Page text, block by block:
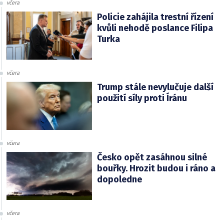
včera
Policie zahájila trestní řízení
kvůli nehodě poslance Filipa
Turka
včera
Trump stále nevylučuje další
použití síly proti Íránu
včera
Česko opět zasáhnou silné
bouřky. Hrozit budou i ráno a
dopoledne
včera